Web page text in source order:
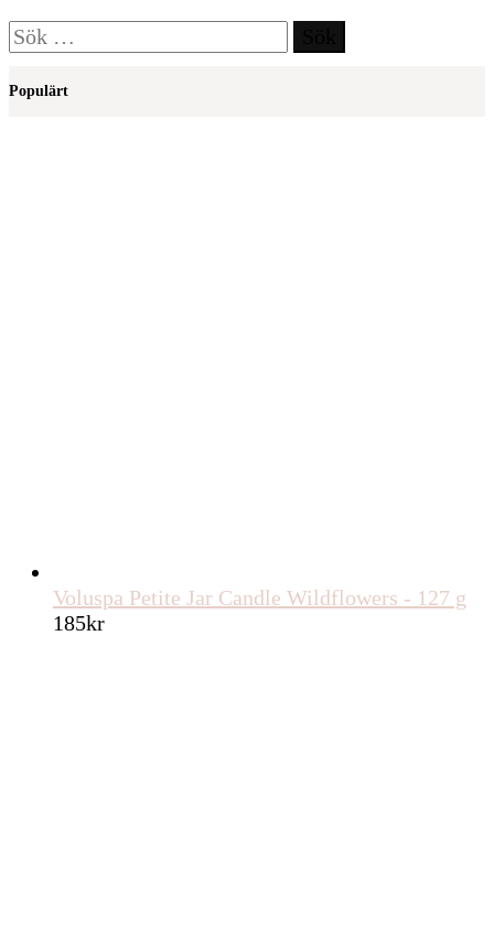
Sök
efter:
Populärt
Voluspa Petite Jar Candle Wildflowers - 127 g
185kr